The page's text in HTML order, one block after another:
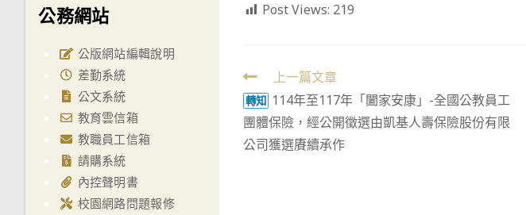
Post Views: 219
Read
more
articles
上一篇文章
轉知 114年至117年「闔家安康」-全國公教員工
團體保險，經公開徵選由凱基人壽保險股份有限
公司獲選賡續承作
公務網站
公版網站編輯說明
差勤系統
公文系統
教育雲信箱
教職員工信箱
請購系統
內控聲明書
校園網路問題報修